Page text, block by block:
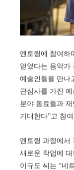
멘토링에 참여하
얻었다는 음악가
예술인들을 만나
관심사를 가진
분야 동료들과
기대한다”고 참
멘토링 과정에서
새로운 작업에
이규도 씨는 “네